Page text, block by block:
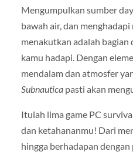
Mengumpulkan sumber
bawah air, dan
menakutkan adalah
kamu hadapi. Dengan
mendalam dan atmosfer
Subnauticapasti akan
Itulah lima game PC
dan ketahananmu! Dari
hingga berhadapan